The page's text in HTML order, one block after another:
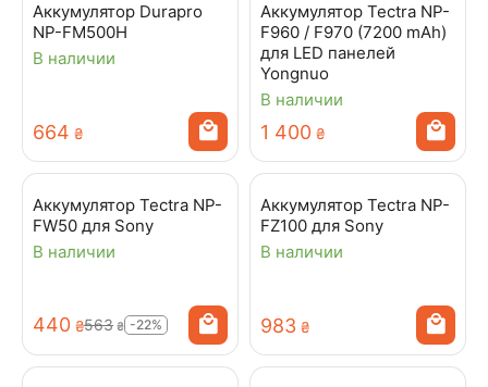
Аккумулятор Durapro
NP-FM500H
В наличии
‍664‍ ₴
Аккумулятор Tectra NP-
F960 / F970 (7200 mAh)
для LED панелей
Yongnuo
В наличии
1 400 ₴
Аккумулятор Tectra NP-
FW50 для Sony
В наличии
‍440‍ ₴‍563‍ ₴ -22%
Аккумулятор Tectra NP-
FZ100 для Sony
В наличии
‍983‍ ₴